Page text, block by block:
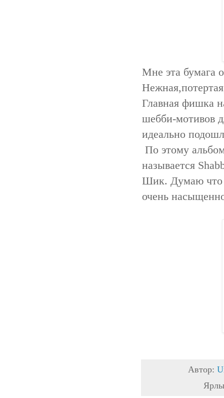
Мне эта бумага
Главная фишка
шебби-мотивов
идеально
По этому
называется
Шик. Думаю что
очень
Автор: